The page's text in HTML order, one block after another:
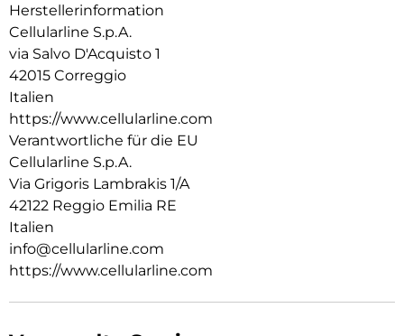
Herstellerinformation
Cellularline S.p.A.
via Salvo D'Acquisto 1
42015 Correggio
Italien
https://www.cellularline.com
Verantwortliche für die EU
Cellularline S.p.A.
Via Grigoris Lambrakis 1/A
42122 Reggio Emilia RE
Italien
info@cellularline.com
https://www.cellularline.com